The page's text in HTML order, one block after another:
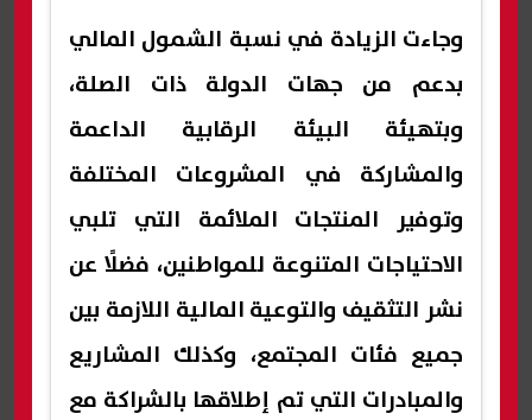
وجاءت الزيادة في نسبة الشمول المالي
بدعم من جهات الدولة ذات الصلة،
وبتهيئة البيئة الرقابية الداعمة
والمشاركة في المشروعات المختلفة
وتوفير المنتجات الملائمة التي تلبي
الاحتياجات المتنوعة للمواطنين، فضلًا عن
نشر التثقيف والتوعية المالية اللازمة بين
جميع فئات المجتمع، وكذلك المشاريع
والمبادرات التي تم إطلاقها بالشراكة مع